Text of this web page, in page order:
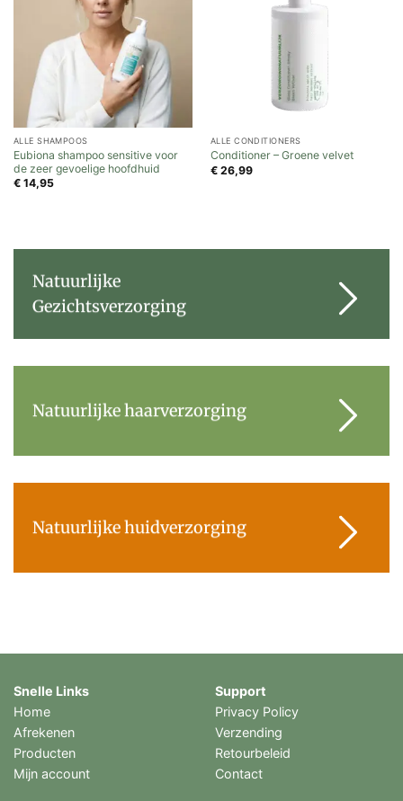
ALLE SHAMPOOS
Eubiona shampoo sensitive voor
de zeer gevoelige hoofdhuid
€14,95
ALLE CONDITIONERS
Conditioner – Groene velvet
€26,99
Natuurlijke
Gezichtsverzorging
Natuurlijke haarverzorging
Natuurlijke huidverzorging
Snelle Links
Home
Afrekenen
Producten
Mijn account
Support
Privacy Policy
Verzending
Retourbeleid
Contact